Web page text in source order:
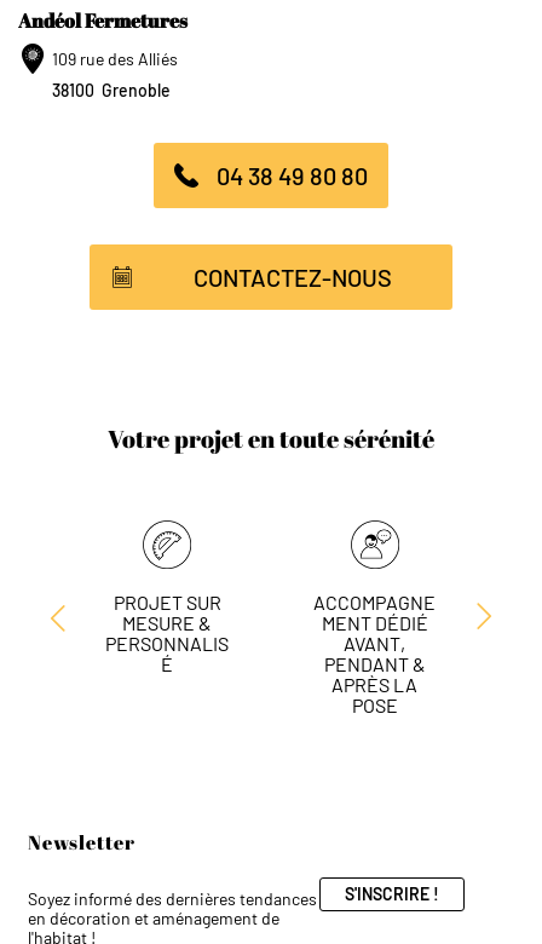
Andéol Fermetures
109 rue des Alliés
38100 Grenoble
04 38 49 80 80
CONTACTEZ-NOUS
Votre projet en toute sérénité
PROJET SUR
MESURE &
PERSONNALIS
É
ACCOMPAGNE
MENT DÉDIÉ
AVANT,
PENDANT &
APRÈS LA
POSE
Newsletter
Soyez informé des dernières tendances
en décoration et aménagement de
l'habitat !
S'INSCRIRE !